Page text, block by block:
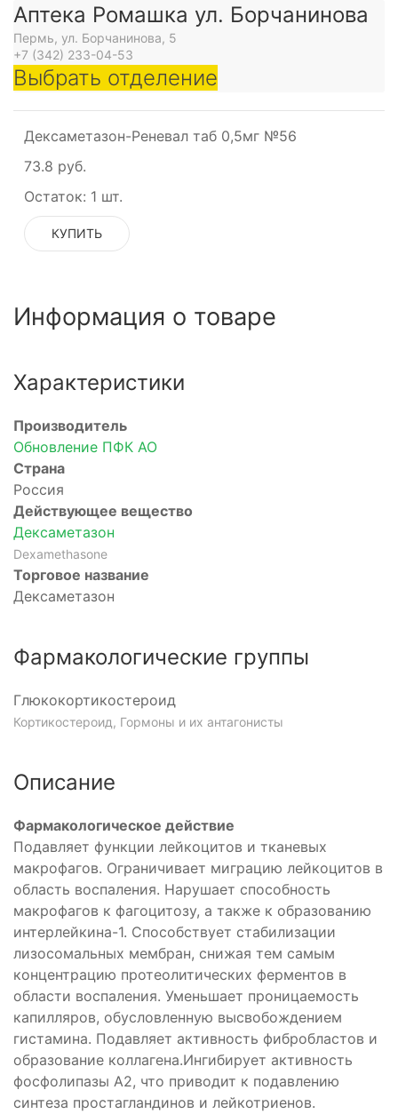
Аптека Ромашка ул. Борчанинова
Пермь, ул. Борчанинова, 5
+7 (342) 233-04-53
Выбрать отделение
Дексаметазон-Реневал таб 0,5мг №56
73.8 руб.
Остаток: 1 шт.
КУПИТЬ
Информация о товаре
Характеристики
Производитель
Обновление ПФК АО
Страна
Россия
Действующее вещество
Дексаметазон
Dexamethasone
Торговое название
Дексаметазон
Фармакологические группы
Глюкокортикостероид
Кортикостероид, Гормоны и их антагонисты
Описание
Фармакологическое действие
Подавляет функции лейкоцитов и тканевых
макрофагов. Ограничивает миграцию лейкоцитов в
область воспаления. Нарушает способность
макрофагов к фагоцитозу, а также к образованию
интерлейкина-1. Способствует стабилизации
лизосомальных мембран, снижая тем самым
концентрацию протеолитических ферментов в
области воспаления. Уменьшает проницаемость
капилляров, обусловленную высвобождением
гистамина. Подавляет активность фибробластов и
образование коллагена.Ингибирует активность
фосфолипазы А2, что приводит к подавлению
синтеза простагландинов и лейкотриенов.